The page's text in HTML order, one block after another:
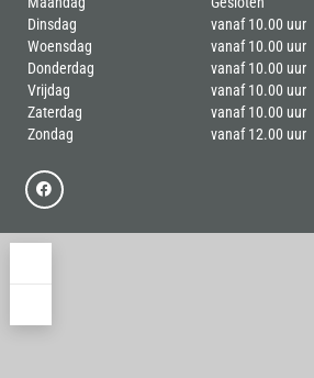
Dinsdag
vanaf 10.00 uur
Woensdag
vanaf 10.00 uur
Donderdag
vanaf 10.00 uur
Vrijdag
vanaf 10.00 uur
Zaterdag
vanaf 10.00 uur
Zondag
vanaf 12.00 uur